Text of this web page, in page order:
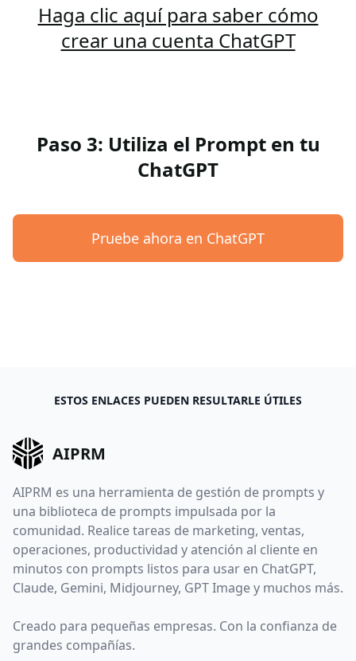
Haga clic aquí para saber cómo
crear una cuenta ChatGPT
Paso 3: Utiliza el Prompt en tu
ChatGPT
Pruebe ahora en ChatGPT
ESTOS ENLACES PUEDEN RESULTARLE ÚTILES
AIPRM
AIPRM es una herramienta de gestión de prompts y
una biblioteca de prompts impulsada por la
comunidad. Realice tareas de marketing, ventas,
operaciones, productividad y atención al cliente en
minutos con prompts listos para usar en ChatGPT,
Claude, Gemini, Midjourney, GPT Image y muchos más.
Creado para pequeñas empresas. Con la confianza de
grandes compañías.